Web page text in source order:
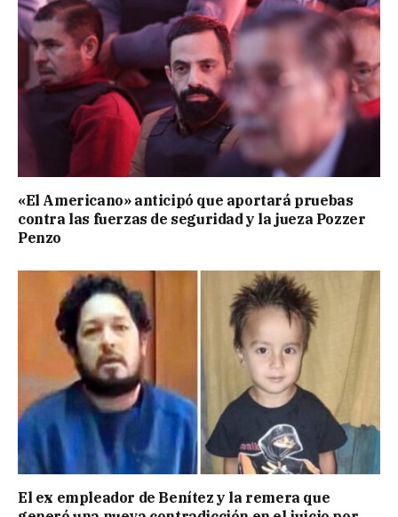
«El Americano» anticipó que aportará pruebas
contra las fuerzas de seguridad y la jueza Pozzer
Penzo
El ex empleador de Benítez y la remera que